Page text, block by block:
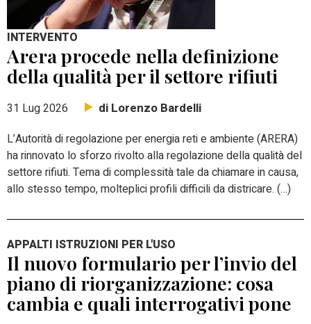
INTERVENTO
Arera procede nella definizione
della qualità per il settore rifiuti
31 Lug 2026 di Lorenzo Bardelli
L’Autorità di regolazione per energia reti e ambiente (ARERA)
ha rinnovato lo sforzo rivolto alla regolazione della qualità del
settore rifiuti. Tema di complessità tale da chiamare in causa,
allo stesso tempo, molteplici profili difficili da districare. (…)
APPALTI ISTRUZIONI PER L'USO
Il nuovo formulario per l’invio del
piano di riorganizzazione: cosa
cambia e quali interrogativi pone